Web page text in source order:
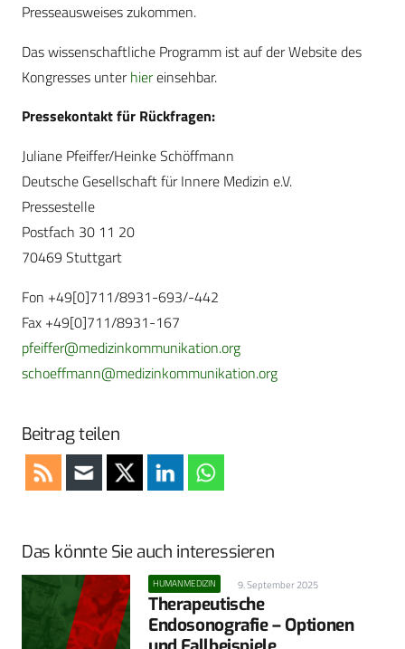
Presseausweises zukommen.
Das wissenschaftliche Programm ist auf der Website des
Kongresses unterhiereinsehbar.
Pressekontakt für Rückfragen:
Juliane Pfeiffer/Heinke Schöffmann
Deutsche Gesellschaft für Innere Medizin e.V.
Pressestelle
Postfach 30 11 20
70469 Stuttgart
Fon +49[0]711/8931-693/-442
Fax +49[0]711/8931-167
pfeiffer@medizinkommunikation.org
schoeffmann@medizinkommunikation.org
Beitrag teilen
Das könnte Sie auch interessieren
HUMANMEDIZIN 9. September 2025
Therapeutische
Endosonografie – Optionen